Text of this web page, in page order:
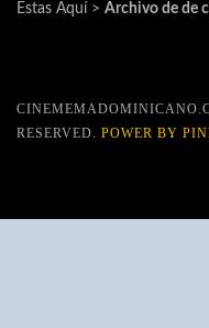
Estas Aquí > Archivo de de
RESERVED. POWER BY